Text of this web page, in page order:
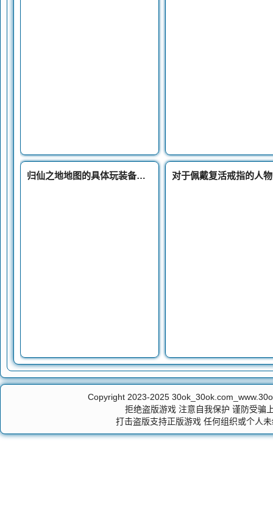
归仙之地地图的具体玩装备花屏补丁法
Copyright 2023-2025
拒绝盗版游戏 注意自我保护 谨防受骗
打击盗版支持正版游戏 任何组织或个人